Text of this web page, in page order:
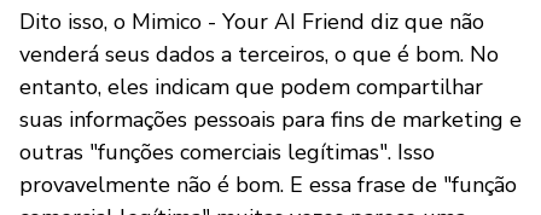
Dito isso, o Mimico - Your AI Friend diz que não
venderá seus dados a terceiros, o que é bom. No
entanto, eles indicam que podem compartilhar
suas informações pessoais para fins de marketing e
outras "funções comerciais legítimas". Isso
provavelmente não é bom. E essa frase de "função